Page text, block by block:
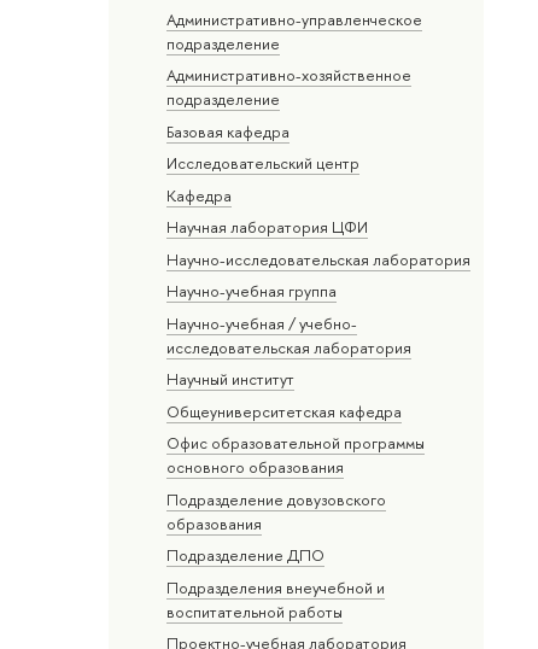
Административно-управленческое
подразделение
Административно-хозяйственное
подразделение
Базовая кафедра
Исследовательский центр
Кафедра
Научная лаборатория ЦФИ
Научно-исследовательская лаборатория
Научно-учебная группа
Научно-учебная / учебно-
исследовательская лаборатория
Научный институт
Общеуниверситетская кафедра
Офис образовательной программы
основного образования
Подразделение довузовского
образования
Подразделение ДПО
Подразделения внеучебной и
воспитательной работы
Проектно-учебная лаборатория